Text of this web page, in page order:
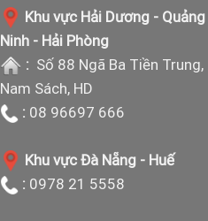
Khu vực Hải Dương - Quảng
Ninh - Hải Phòng
: Số 88 Ngã Ba Tiền Trung,
Nam Sách, HD
: 08 96697 666
Khu vực Đà Nẵng - Huế
: 0978 21 5558